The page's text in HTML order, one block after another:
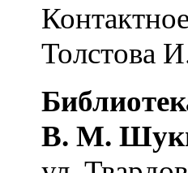
Толстова
В. М.